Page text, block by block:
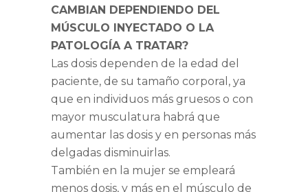
CAMBIAN DEPENDIENDO DEL
MÚSCULO INYECTADO O LA
PATOLOGÍA A TRATAR?
Las dosis dependen de la edad del
paciente, de su tamaño corporal, ya
que en individuos más gruesos o con
mayor musculatura habrá que
aumentar las dosis y en personas más
delgadas disminuirlas.
También en la mujer se empleará
menos dosis, y más en el músculo de